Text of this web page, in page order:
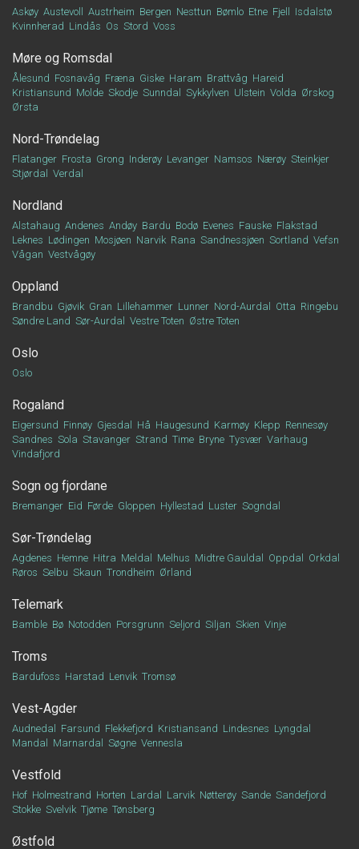
Askøy Austevoll Austrheim Bergen Nesttun Bømlo Etne Fjell
Isdalstø
Kvinnherad Lindås Os Stord Voss
Møre og Romsdal
Ålesund Fosnavåg Fræna Giske Haram Brattvåg Hareid
Kristiansund Molde Skodje Sunndal Sykkylven Ulstein Volda Ørskog
Ørsta
Nord-Trøndelag
Flatanger Frosta Grong Inderøy Levanger Namsos Nærøy Steinkjer
Stjørdal
Verdal
Nordland
Alstahaug Andenes Andøy Bardu Bodø Evenes Fauske Flakstad
Leknes Lødingen Mosjøen Narvik Rana Sandnessjøen Sortland Vefsn
Vågan Vestvågøy
Oppland
Brandbu Gjøvik Gran Lillehammer Lunner Nord-Aurdal Otta Ringebu
Søndre Land Sør-Aurdal Vestre Toten Østre Toten
Oslo
Oslo
Rogaland
Eigersund Finnøy Gjesdal Hå Haugesund Karmøy Klepp Rennesøy
Sandnes Sola Stavanger Strand Time Bryne Tysvær Varhaug
Vindafjord
Sogn og fjordane
Bremanger Eid Førde Gloppen Hyllestad Luster Sogndal
Sør-Trøndelag
Agdenes Hemne Hitra Meldal Melhus Midtre Gauldal Oppdal
Orkdal
Røros Selbu Skaun Trondheim Ørland
Telemark
Bamble Bø Notodden Porsgrunn Seljord Siljan Skien Vinje
Troms
Bardufoss Harstad Lenvik Tromsø
Vest-Agder
Audnedal Farsund Flekkefjord Kristiansand Lindesnes Lyngdal
Mandal
Marnardal Søgne Vennesla
Vestfold
Hof Holmestrand Horten Lardal Larvik Nøtterøy Sande Sandefjord
Stokke Svelvik Tjøme Tønsberg
Østfold